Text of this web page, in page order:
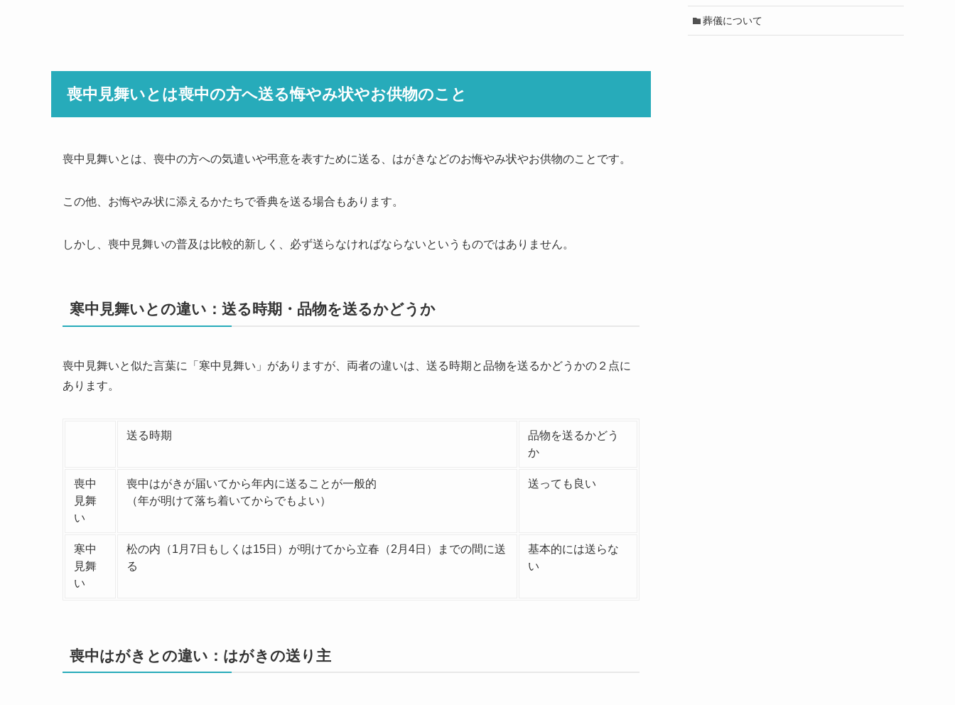
喪中見舞いとは喪中の方へ送る悔やみ状やお供物のこと
喪中見舞いとは、喪中の方への気遣いや弔意を表すために送る、はがきなどのお悔やみ状やお供物のことです。
この他、お悔やみ状に添えるかたちで香典を送る場合もあります。
しかし、喪中見舞いの普及は比較的新しく、必ず送らなければならないというものではありません。
寒中見舞いとの違い：送る時期・品物を送るかどうか
喪中見舞いと似た言葉に「寒中見舞い」がありますが、両者の違いは、送る時期と品物を送るかどうかの２点に
あります。
送る時期
品物を送るかどう
か
喪中
見舞
い
喪中はがきが届いてから年内に送ることが一般的
（年が明けて落ち着いてからでもよい）
送っても良い
寒中
見舞
い
松の内（1月7日もしくは15日）が明けてから立春（2月4日）までの間に送
る
基本的には送らな
い
喪中はがきとの違い：はがきの送り主
葬儀について